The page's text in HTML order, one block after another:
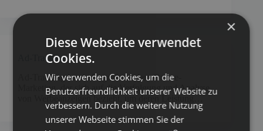
Ad-Tracking
Ad-Tracking ist ein Begriff aus dem Online-
Marketing, der sich auf die Verfolgung und Analyse
×
Diese Webseite verwendet
Cookies.
Wir verwenden Cookies, um die
Benutzerfreundlichkeit unserer Website zu
verbessern. Durch die weitere Nutzung
unserer Webseite stimmen Sie der